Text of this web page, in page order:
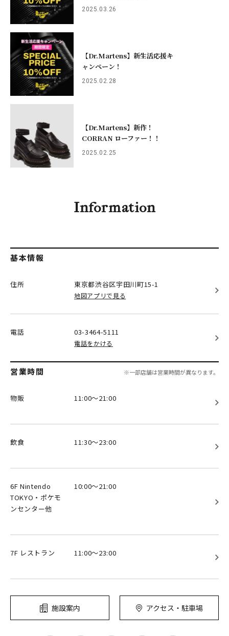
2025.03.26
【Dr.Martens】新生活応援キ
ャンペーン！
2025.02.28
【Dr.Martens】新作！
CORRAN ローファー！！
2025.02.25
Information
基本情報
住所 東京都渋谷区宇田川町15-1
地図アプリで見る
電話 03-3464-5111
電話をかける
営業時間 ※一部店舗は営業時間が異なります。
物販 11:00～21:00
飲食 11:30～23:00
6F Nintendo
TOKYO・ポケモ
ンセンター他
10:00～21:00
7F レストラン 11:00～23:00
施設案内 アクセス・駐車場